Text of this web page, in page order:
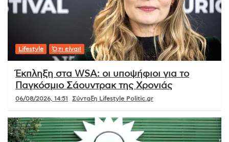
Lifestyle Ό,τι είναι!
Έκπληξη στα WSA: οι υποψήφιοι για το
Παγκόσμιο Σάουντρακ της Χρονιάς
06/08/2026, 14:51 Σύνταξη Lifestyle Politic.gr